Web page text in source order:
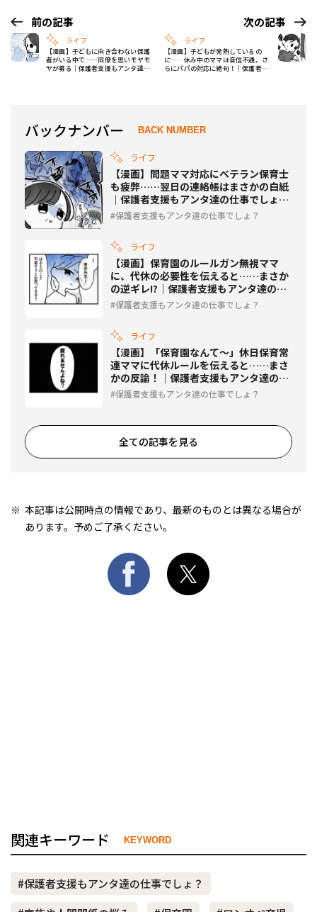
前の記事
ライフ
【漫画】子どもに向き合わない保護
者がいる中で……同僚を思いモヤモ
ヤが募る｜保護者支援もアンタ達の
次の記事
ライフ
【漫画】子どもが発熱しているの
に……休み中のママは音信不通。さ
らにパパの対応に絶句！｜保護者支
バックナンバー BACK NUMBER
ライフ
【漫画】問題ママ対応にベテラン保育士
も疲弊……翌日の連絡帳はまさかの白紙
｜保護者支援もアンタ達の仕事でしょ？
#9保護者支援もアンタ達の仕事でしょ？
ライフ
【漫画】保育園のルールガン無視ママ
に、代休の必要性を伝えると……まさか
の逆ギレ!?｜保護者支援もアンタ達の仕
事でしょ？ #8
保護者支援もアンタ達の仕事でしょ？
ライフ
【漫画】「保育園なんて〜」休日保育常
連ママに代休ルールを伝えると……まさ
かの反論！｜保護者支援もアンタ達の仕
事でしょ？ #7
保護者支援もアンタ達の仕事でしょ？
全ての記事を見る
本記事は公開時点の情報であり、最新のものとは異なる場合が
あります。予めご了承ください。
関連キーワード KEYWORD
#保護者支援もアンタ達の仕事でしょ？